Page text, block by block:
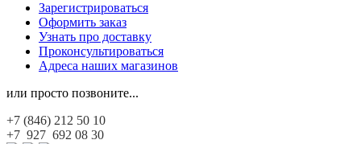
Зарегистрироваться
Оформить заказ
Узнать про доставку
Проконсультироваться
Адреса наших магазинов
или просто позвоните...
+7 (846) 212 50 10
+7 927 692 08 30